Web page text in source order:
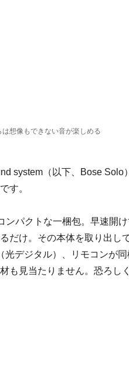
想像もできない音が楽しめる
system（以下、Bose Solo
す。
ンパクトな一梱包。早速開け
だけ。その本体を取り出し
光デジタル）、リモコンが同
も見当たりません。恐ろし